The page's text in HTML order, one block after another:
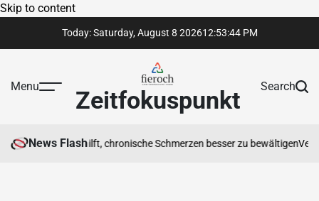
Skip to content
Today: Saturday, August 8 202612:53:44 PM
Menu Zeitfokuspunkt Search
News Flash
Ihnen hilft, chronische Schmerzen besser zu bewältigen